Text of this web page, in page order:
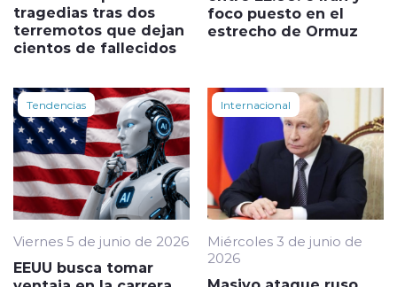
tragedias tras dos
terremotos que dejan
cientos de fallecidos
foco puesto en el
estrecho de Ormuz
Tendencias
Viernes 5 de junio de 2026
EEUU busca tomar
Internacional
Miércoles 3 de junio de
2026